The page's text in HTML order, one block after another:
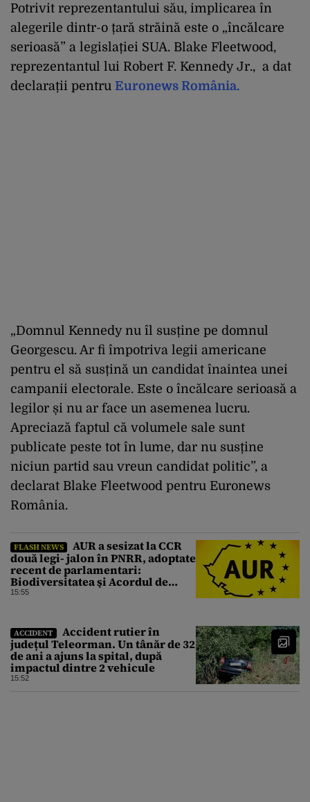
Potrivit reprezentantului său, implicarea în
alegerile dintr-o țară străină este o „încălcare
serioasă” a legislației SUA. Blake Fleetwood,
reprezentantul lui Robert F. Kennedy Jr., a dat
declarații pentru Euronews România.
„Domnul Kennedy nu îl susține pe domnul
Georgescu. Ar fi împotriva legii americane
pentru el să susțină un candidat înaintea unei
campanii electorale. Este o încălcare serioasă a
legilor și nu ar face un asemenea lucru.
Apreciază faptul că volumele sale sunt
publicate peste tot în lume, dar nu susține
niciun partid sau vreun candidat politic”, a
declarat Blake Fleetwood pentru Euronews
România.
FLASH NEWS
AUR a sesizat la CCR
două legi- jalon în PNRR, adoptate
recent de parlamentari:
Biodiversitatea şi Acordul de
împrumut cu BIRD
15:55
ACCIDENT
Accident rutier în
județul Teleorman. Un tânăr de 32
de ani a ajuns la spital, după
impactul dintre 2 vehicule
15:52